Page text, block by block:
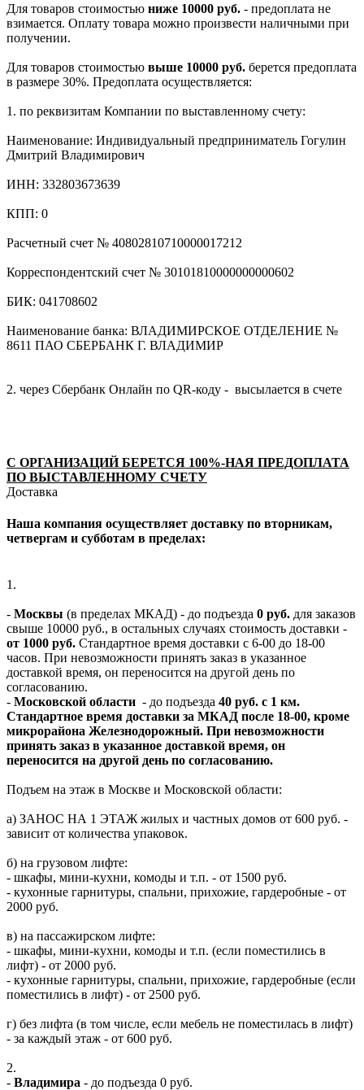
Для товаров стоимостью ниже 10000 руб. - предоплата не
взимается. Оплату товара можно произвести наличными при
получении.
Для товаров стоимостью выше 10000 руб. берется предоплата
в размере 30%. Предоплата осуществляется:
1. по реквизитам Компании по выставленному счету:
Наименование: Индивидуальный предприниматель Гогулин
Дмитрий Владимирович
ИНН: 332803673639
КПП: 0
Расчетный счет № 40802810710000017212
Корреспондентский счет № 30101810000000000602
БИК: 041708602
Наименование банка: ВЛАДИМИРСКОЕ ОТДЕЛЕНИЕ №
8611 ПАО СБЕРБАНК Г. ВЛАДИМИР
2. через Сбербанк Онлайн по QR-коду - высылается в счете
С ОРГАНИЗАЦИЙ БЕРЕТСЯ 100%-НАЯ ПРЕДОПЛАТА
ПО ВЫСТАВЛЕННОМУ СЧЕТУ
Доставка
Наша компания осуществляет доставку по вторникам,
четвергам и субботам в пределах:
1.
- Москвы (в пределах МКАД) - до подъезда 0 руб. для заказов
свыше 10000 руб., в остальных случаях стоимость доставки -
от 1000 руб. Стандартное время доставки с 6-00 до 18-00
часов. При невозможности принять заказ в указанное
доставкой время, он переносится на другой день по
согласованию.
- Московской области - до подъезда 40 руб. с 1 км.
Стандартное время доставки за МКАД после 18-00, кроме
микрорайона Железнодорожный. При невозможности
принять заказ в указанное доставкой время, он
переносится на другой день по согласованию.
Подъем на этаж в Москве и Московской области:
а) ЗАНОС НА 1 ЭТАЖ жилых и частных домов от 600 руб. -
зависит от количества упаковок.
б) на грузовом лифте:
- шкафы, мини-кухни, комоды и т.п. - от 1500 руб.
- кухонные гарнитуры, спальни, прихожие, гардеробные - от
2000 руб.
в) на пассажирском лифте:
- шкафы, мини-кухни, комоды и т.п. (если поместились в
лифт) - от 2000 руб.
- кухонные гарнитуры, спальни, прихожие, гардеробные (если
поместились в лифт) - от 2500 руб.
г) без лифта (в том числе, если мебель не поместилась в лифт)
- за каждый этаж - от 600 руб.
2.
- Владимира - до подъезда 0 руб.